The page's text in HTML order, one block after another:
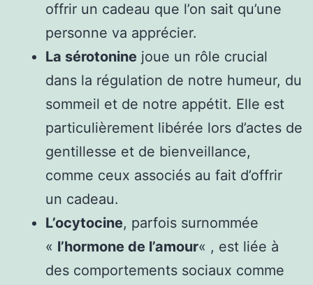
offrir un cadeau que l’on sait qu’une
personne va apprécier.
La sérotonine joue un rôle crucial
dans la régulation de notre humeur, du
sommeil et de notre appétit. Elle est
particulièrement libérée lors d’actes de
gentillesse et de bienveillance,
comme ceux associés au fait d’offrir
un cadeau.
L’ocytocine, parfois surnommée
« l’hormone de l’amour« , est liée à
des comportements sociaux comme